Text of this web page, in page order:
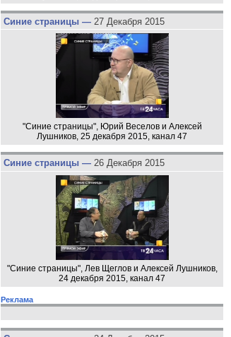
Синие страницы — 27 Декабря 2015
"Синие страницы", Юрий Веселов и Алексей
Лушников, 25 декабря 2015, канал 47
Синие страницы — 26 Декабря 2015
"Синие страницы", Лев Щеглов и Алексей Лушников,
24 декабря 2015, канал 47
Реклама